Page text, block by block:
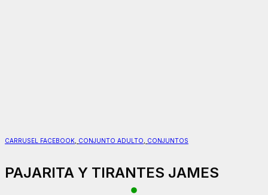
CARRUSEL FACEBOOK CONJUNTO ADULTO CONJUNTOS
PAJARITA Y TIRANTES JAMES